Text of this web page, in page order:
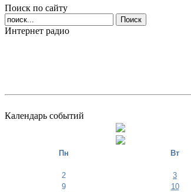
Поиск по сайту
Интернет радио
Календарь событий
Пн Вт
2
3
9
10